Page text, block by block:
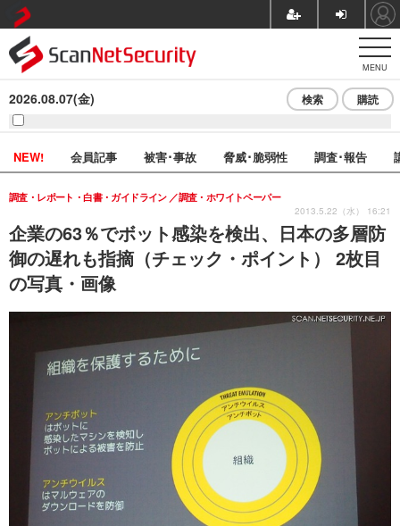
MENU
2026.08.07(金) 検索 購読
NEW! 会員記事 被害･事故 脅威･脆弱性 調査･報告
企業の63％でボット感染を検出、日本の多層防
御の遅れも指摘（チェック・ポイント） 2枚目
の写真・画像
調査・レポート・白書・ガイドライン 調査・ホワイトペーパー
2013.5.22（水） 16:21